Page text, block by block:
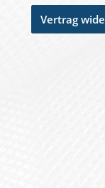
Vertrag